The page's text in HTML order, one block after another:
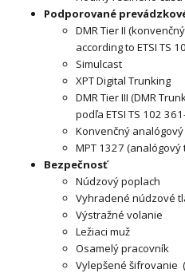
Podporované
DMR Tier II
according to ETSI TS
Simulcast
XPT Digital Trunking
DMR Tier III (DMR
podľa ETSI TS 102
Konvenčný analógový
MPT 1327
Bezpečnosť
Núdzový poplach
Vyhradené núdzové
Výstražné volanie
Ležiaci muž
Osamelý pracovník
Vylepšené šifrovanie